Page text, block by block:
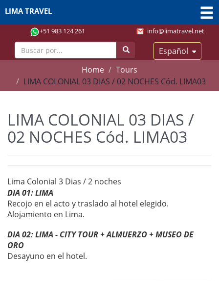
+51 983 124 261 info@limatravel.net
Español
LIMA TRAVEL
Home
Tours
LIMA COLONIAL 03 DIAS / 02 NOCHES Cód. LIMA03
LIMA COLONIAL 03 DIAS /
02 NOCHES Cód. LIMA03
Lima Colonial 3 Dias / 2 noches
DIA 01: LIMA
Recojo en el acto y traslado al hotel elegido.
Alojamiento en Lima.
DIA 02: LIMA - CITY TOUR + ALMUERZO + MUSEO DE
ORO
Desayuno en el hotel.